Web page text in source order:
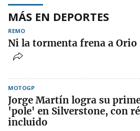
MÁS EN DEPORTES
REMO
Ni la tormenta frena a Orio
MOTOGP
Jorge Martín logra su
'pole' en Silverstone, con
incluido